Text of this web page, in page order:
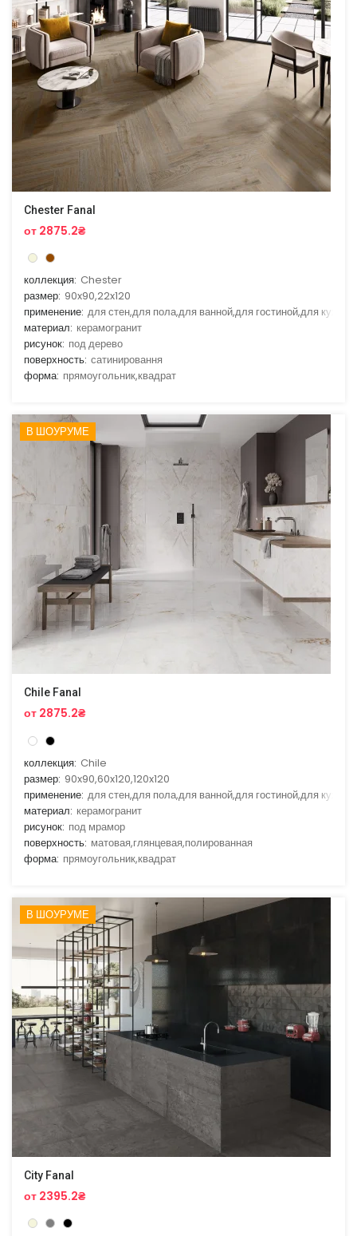
Chester Fanal
от 2875.2₴
коллекция: Chester
размер: 90x90,22x120
применение: для стен,для пола,для ванной,для гостиной,для кухни
материал: керамогранит
рисунок: под дерево
поверхность: сатинировання
форма: прямоугольник,квадрат
В ШОУРУМЕ
Chile Fanal
от 2875.2₴
коллекция: Chile
размер: 90x90,60x120,120x120
применение: для стен,для пола,для ванной,для гостиной,для кухни
материал: керамогранит
рисунок: под мрамор
поверхность: матовая,глянцевая,полированная
форма: прямоугольник,квадрат
В ШОУРУМЕ
City Fanal
от 2395.2₴